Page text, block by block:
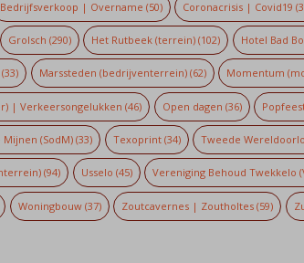
Bedrijfsverkoop | Overname (50) Coronacrisis | Covid19
Grolsch (290) Het Rutbeek (terrein) (102) Hotel Bad
(33) Marssteden (bedrijventerrein)(62) Momentum
| Verkeersongelukken (46) Open dagen (36)
(SodM) (33) Texoprint(34) Tweede
(94) Usselo (45) Vereniging Behoud Twekkelo
Woningbouw(37) Zoutcavernes | Zoutholtes (59)